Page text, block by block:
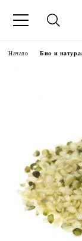
Начало Био и